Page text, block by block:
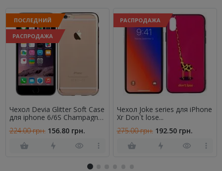
ПОСЛЕДНИЙ
РАСПРОДАЖА
Чехол Devia Glitter Soft Case
для iphone 6/6S Champagne
224.00 грн. 156.80 грн.
РАСПРОДАЖА
Чехол Joke series для iPhone
Xr Don`t lose...
275.00 грн. 192.50 грн.